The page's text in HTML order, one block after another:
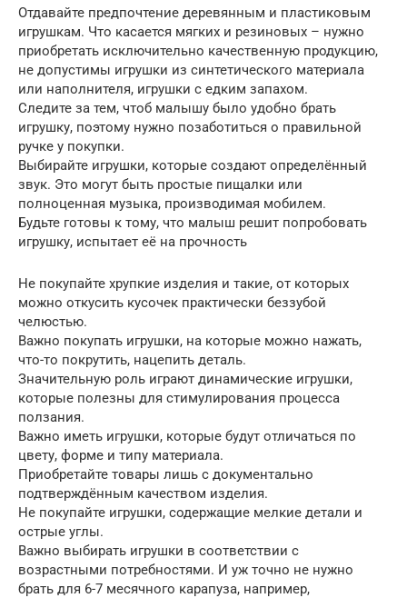
Отдавайте предпочтение деревянным и пластиковым
игрушкам. Что касается мягких и резиновых – нужно
приобретать исключительно качественную продукцию,
не допустимы игрушки из синтетического материала
или наполнителя, игрушки с едким запахом.
Следите за тем, чтоб малышу было удобно брать
игрушку, поэтому нужно позаботиться о правильной
ручке у покупки.
Выбирайте игрушки, которые создают определённый
звук. Это могут быть простые пищалки или
полноценная музыка, производимая мобилем.
Будьте готовы к тому, что малыш решит попробовать
игрушку, испытает её на прочность
Не покупайте хрупкие изделия и такие, от которых
можно откусить кусочек практически беззубой
челюстью.
Важно покупать игрушки, на которые можно нажать,
что-то покрутить, нацепить деталь.
Значительную роль играют динамические игрушки,
которые полезны для стимулирования процесса
ползания.
Важно иметь игрушки, которые будут отличаться по
цвету, форме и типу материала.
Приобретайте товары лишь с документально
подтверждённым качеством изделия.
Не покупайте игрушки, содержащие мелкие детали и
острые углы.
Важно выбирать игрушки в соответствии с
возрастными потребностями. И уж точно не нужно
брать для 6-7 месячного карапуза, например,